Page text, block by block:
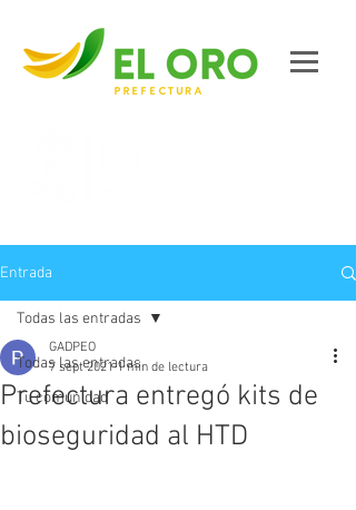
Entrada
Todas las entradas
Tu comunidad
Todas las entradas
Prefectura entregó kits de
bioseguridad al HTD
GADPEO
7 sept 2021 1 min de lectura